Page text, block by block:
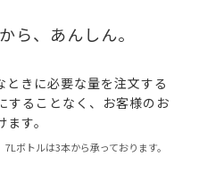
ら、あんしん。
ときに必要な量を注文する
することなく、お客様のお
す。
ボトルは3本から承っております。